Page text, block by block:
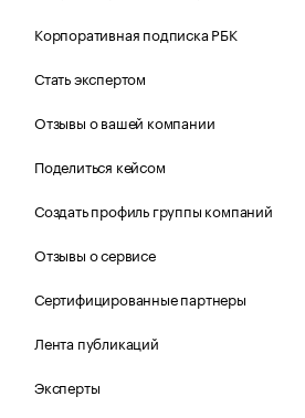
Корпоративная подписка РБК
Стать экспертом
Отзывы о вашей компании
Поделиться кейсом
Создать профиль группы компаний
Отзывы о сервисе
Сертифицированные партнеры
Лента публикаций
Эксперты